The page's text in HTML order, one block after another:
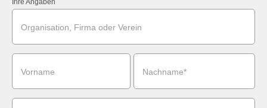
Organisation, Firma oder Verein
Vorname Nachname*